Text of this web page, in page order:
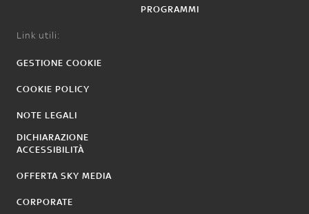
PROGRAMMI
Link utili:
GESTIONE COOKIE
COOKIE POLICY
NOTE LEGALI
DICHIARAZIONE
ACCESSIBILITÀ
OFFERTA SKY MEDIA
CORPORATE